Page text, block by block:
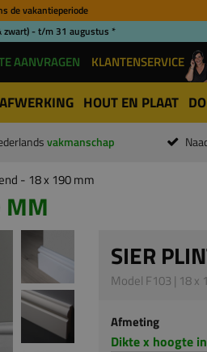
de vakantieperiode
zwart) - t/m 31 augustus *
AANVRAGEN KLANTENSERVICE
HOUT EN PLAAT
vakmanschap
- 18 x 190 mm
MM
SIER
Model F103 | 18 x
Afmeting
Dikte x hoogte